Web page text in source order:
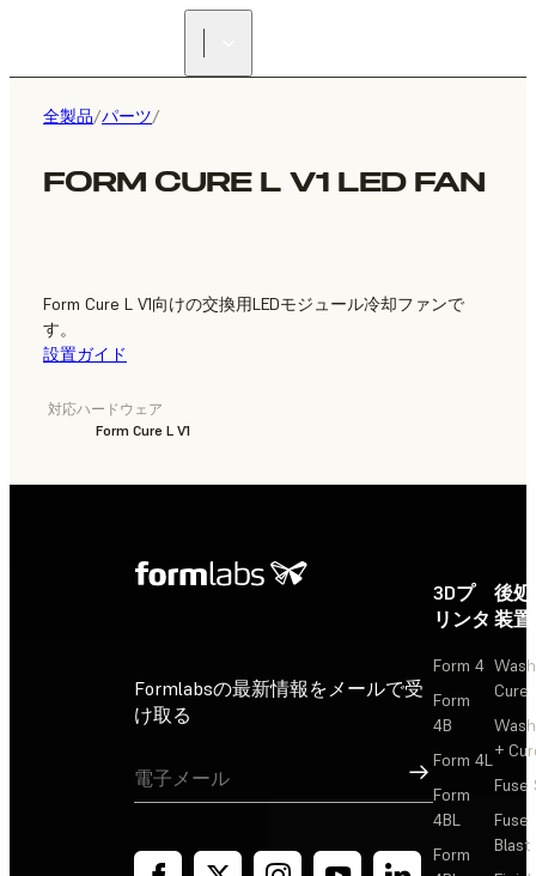
全製品/パーツ/
FORM CURE L V1 LED FAN
Form Cure L V1向けの交換用LEDモジュール冷却ファンで
す。
設置ガイド
対応ハードウェア
Form Cure L V1
Formlabsの最新情報をメールで受
け取る
サインアップ
3Dプ
リンタ
Form 4
Form
4B
Form 4L
Form
4BL
Form
後
装置
Cure
+
Fuse
Fuse
Blast